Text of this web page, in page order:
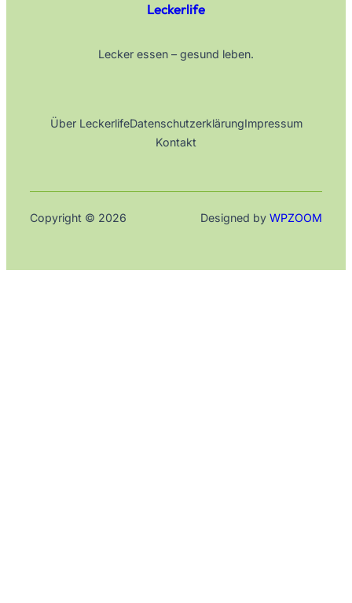
Leckerlife
Lecker essen – gesund leben.
Über LeckerlifeDatenschutzerklärungImpressum
Kontakt
Copyright © 2026 Designed by WPZOOM